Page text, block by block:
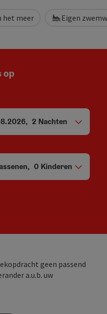
het meer Eigen
op
, 2 Nachten
, 0 Kinderen
geen passend
a.u.b. uw